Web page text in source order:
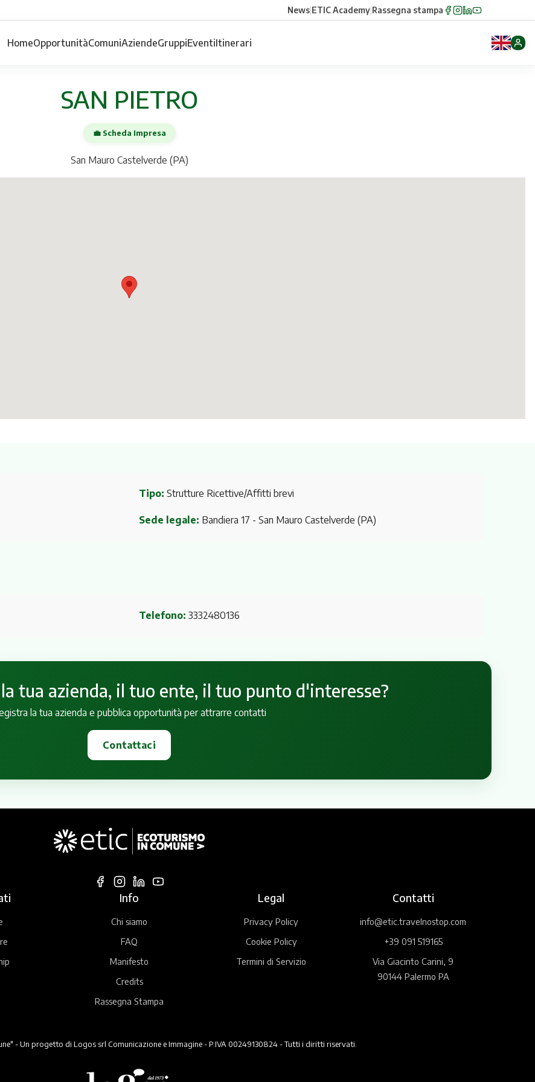
News|ETIC Academy|Rassegna stampa
HomeOpportunitàComuniAziendeGruppiEventiItinerari
SAN PIETRO
💼 Scheda Impresa
San Mauro Castelverde (PA)
Tipo: Strutture Ricettive/Affitti brevi
Sede legale: Bandiera 17 - San Mauro Castelverde (PA)
Telefono: 3332480136
tua azienda, il tuo ente, il tuo punto d'interesse?
la tua azienda e pubblica opportunità per attrarre contatti
Contattaci
Info
Chi siamo
FAQ
Manifesto
Credits
Rassegna Stampa
Legal
Privacy Policy
Cookie Policy
Termini di Servizio
Contatti
info@etic.travelnostop.com
+39 091 519165
Via Giacinto Carini, 9
90144 Palermo PA
- Un progetto di Logos srl Comunicazione e Immagine - P.IVA 00249130824 - Tutti i diritti riservati.